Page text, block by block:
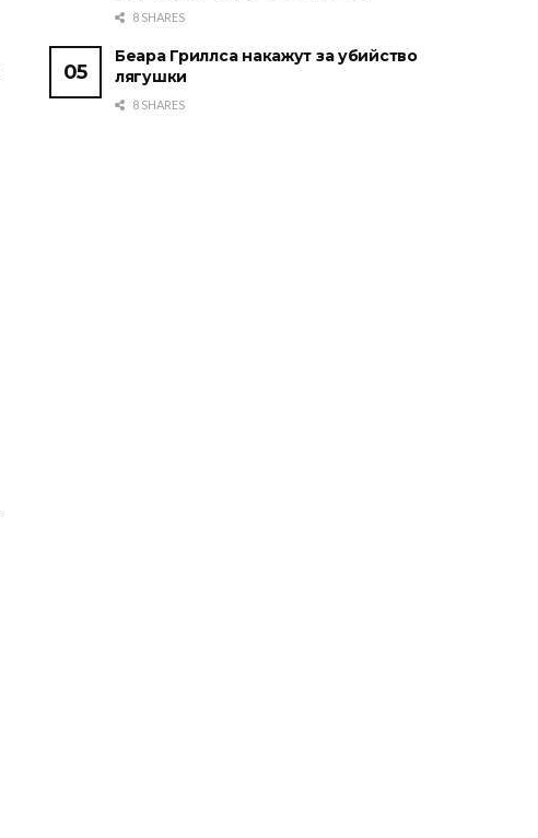
8 SHARES
Беара Гриллса накажут за убийство
лягушки
8 SHARES